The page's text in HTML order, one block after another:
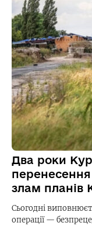
Два роки
злам планів
Сьогодні
операції —